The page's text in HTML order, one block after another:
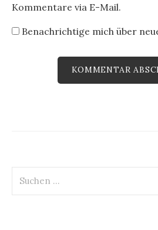
Kommentare via E-Mail.
Benachrichtige mich über
nach: